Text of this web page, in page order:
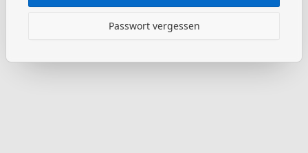
Passwort vergessen